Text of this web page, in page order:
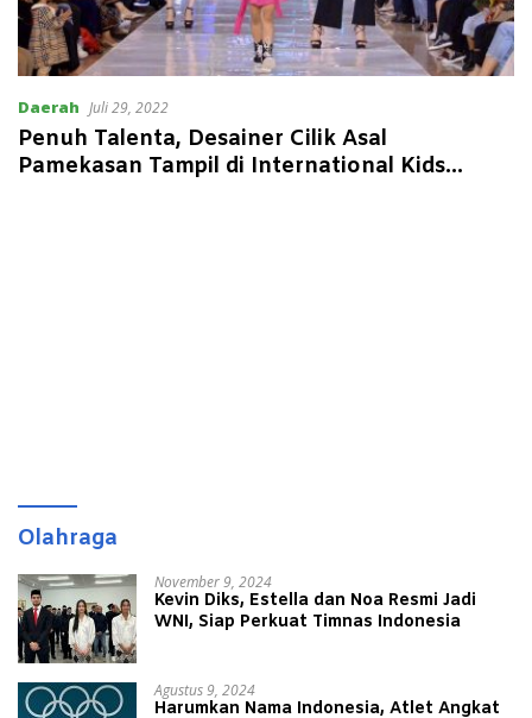
Daerah Juli 29, 2022
Penuh Talenta, Desainer Cilik Asal
Pamekasan Tampil di International Kids
Olahraga
November 9, 2024
Kevin Diks, Estella dan Noa Resmi Jadi
WNI, Siap Perkuat Timnas Indonesia
Agustus 9, 2024
Harumkan Nama Indonesia, Atlet Angkat